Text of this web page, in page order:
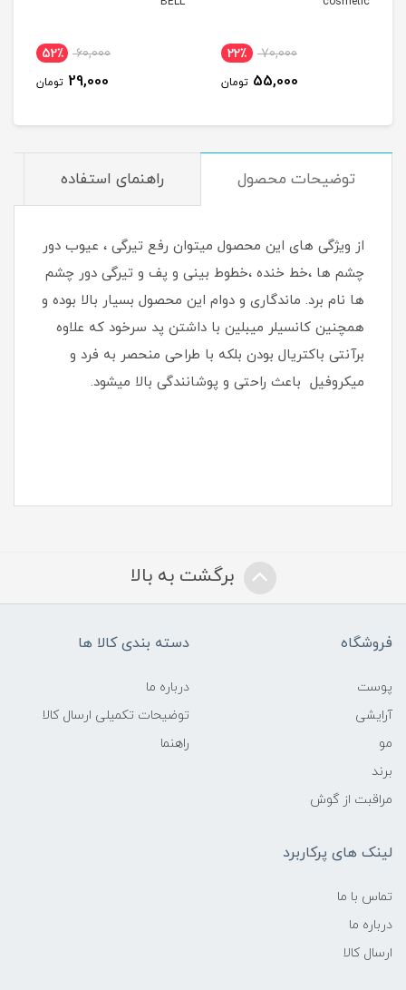
70,000 22٪
55,000 تومان
60,000 52٪
29,000 تومان
توضیحات محصول راهنمای استفاده
از ویژگی های این محصول میتوان رفع تیرگی ، عیوب دور
چشم ها ،خط خنده ،خطوط بینی و پف و تیرگی دور چشم
ها نام برد. ماندگاری و دوام این محصول بسیار بالا بوده و
همچنین کانسیلر میبلین با داشتن پد سرخود که علاوه
برآنتی باکتریال بودن بلکه با طراحی منحصر به فرد و
میکروفیل باعث راحتی و پوشانندگی بالا میشود.
برگشت به بالا
فروشگاه
پوست
آرایشی
مو
برند
مراقبت از گوش
دسته بندی کالا ها
درباره ما
توضیحات تکمیلی ارسال کالا
راهنما
لینک های پرکاربرد
تماس با ما
درباره ما
ارسال کالا